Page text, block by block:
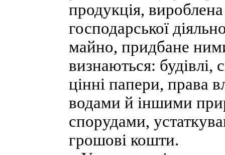
продукція,
господарської
майно, придбане
визнаються: будівлі,
цінні папери, права
водами й іншими
спорудами,
грошові кошти.